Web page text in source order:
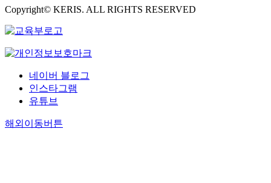
Copyright© KERIS. ALL RIGHTS RESERVED
네이버 블로그
인스타그램
유튜브
해외이동버튼